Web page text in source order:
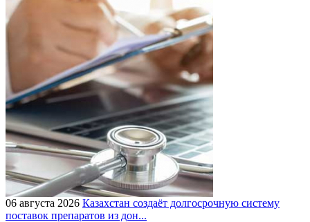
06 августа 2026 Казахстан создаёт долгосрочную систему
поставок препаратов из дон...